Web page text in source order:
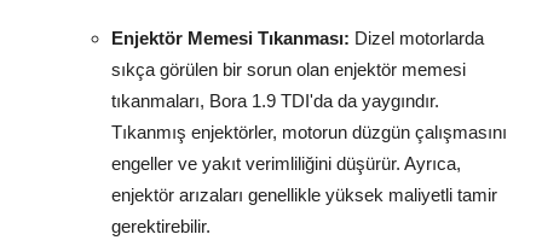
Enjektör Memesi Tıkanması: Dizel motorlarda
sıkça görülen bir sorun olan enjektör memesi
tıkanmaları, Bora 1.9 TDI'da da yaygındır.
Tıkanmış enjektörler, motorun düzgün çalışmasını
engeller ve yakıt verimliliğini düşürür. Ayrıca,
enjektör arızaları genellikle yüksek maliyetli tamir
gerektirebilir.